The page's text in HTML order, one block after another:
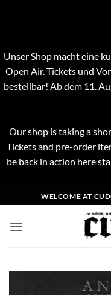
Unser Shop macht eine
Open Air. Tickets und
bestellbar! Ab dem 11.
Our shop is taking a
Tickets and pre-order
be back in action here
Inhalt
springen
WELCOME AT